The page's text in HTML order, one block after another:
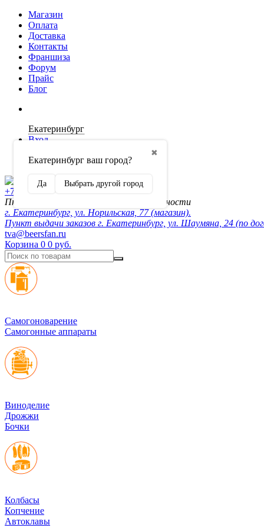
Магазин
Оплата
Доставка
Контакты
Франшиза
Форум
Прайс
Блог
Екатеринбург
✖
Екатеринбург ваш город?
Да Выбрать другой город
Вход
Регистрация
+7 (902) 872-54-70
Пн-Пт 10:00-20:00, сб-вск по договорённости
г. Екатеринбург, ул. Норильская, 77 (магазин).
Пункт выдачи заказов г. Екатеринбург, ул. Шаумяна, 24 (по
tva@beersfan.ru
Корзина 0 0 руб.
Cамогоноварение
Самогонные аппараты
Виноделие
Дрожжи
Бочки
Колбасы
Копчение
Автоклавы